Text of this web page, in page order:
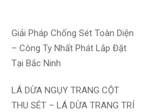
Giải Pháp Chống Sét Toàn Diện
– Công Ty Nhất Phát Lắp Đặt
Tại Bắc Ninh
LÁ DỪA NGỤY TRANG CỘT
THU SÉT – LÁ DỪA TRANG TRÍ